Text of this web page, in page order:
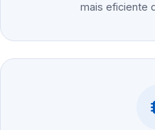
mais eficiente